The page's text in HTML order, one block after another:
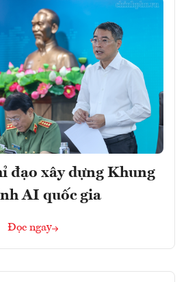
đạo xây dựng Khung
AI quốc gia
Đọc ngay